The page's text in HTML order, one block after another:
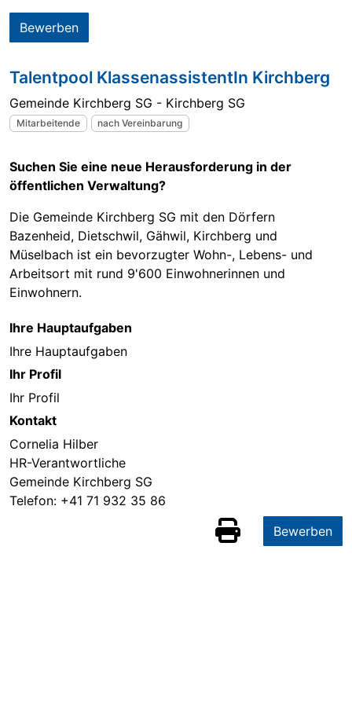
Bewerben
Talentpool KlassenassistentIn Kirchberg
Gemeinde Kirchberg SG - Kirchberg SG
Mitarbeitende nach Vereinbarung
Suchen Sie eine neue Herausforderung in der
öffentlichen Verwaltung?
Die Gemeinde Kirchberg SG mit den Dörfern
Bazenheid, Dietschwil, Gähwil, Kirchberg und
Müselbach ist ein bevorzugter Wohn-, Lebens- und
Arbeitsort mit rund 9'600 Einwohnerinnen und
Einwohnern.
Ihre Hauptaufgaben
Ihre Hauptaufgaben
Ihr Profil
Ihr Profil
Kontakt
Cornelia Hilber
HR-Verantwortliche
Gemeinde Kirchberg SG
Telefon: +41 71 932 35 86
Bewerben